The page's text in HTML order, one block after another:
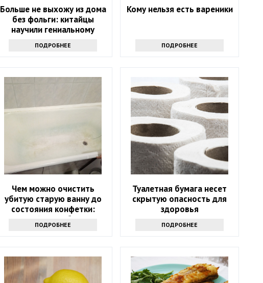
Больше не выхожу из дома
без фольги: китайцы
научили гениальному
ПОДРОБНЕЕ
Кому нельзя есть вареники
ПОДРОБНЕЕ
Чем можно очистить
убитую старую ванну до
состояния конфетки:
дешевый способ спасти
санузел
ПОДРОБНЕЕ
Туалетная бумага несет
скрытую опасность для
здоровья
ПОДРОБНЕЕ